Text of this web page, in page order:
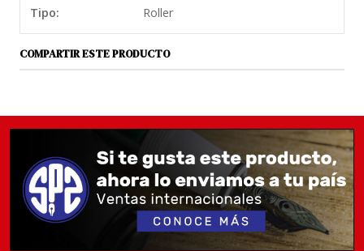
Tipo: Roller
COMPARTIR ESTE PRODUCTO